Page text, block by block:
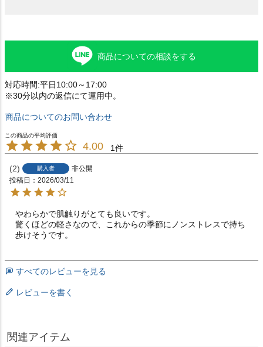
商品についての相談をする
対応時間:平日10:00～17:00
※30分以内の返信にて運用中。
商品についてのお問い合わせ
4.00 1
2 購入者
非公開
投稿日
2026/03/11
やわらかで肌触りがとても良いです。
驚くほどの軽さなので、これからの季節にノンストレスで持ち
歩けそうです。
すべてのレビューを見る
レビューを書く
関連アイテム